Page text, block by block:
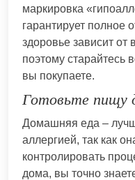
маркировка
гарантирует полное
здоровье зависит от
поэтому старайтесь
вы покупаете.
Готовьте пищу
Домашняя еда –
аллергией, так как
контролировать
дома, вы точно